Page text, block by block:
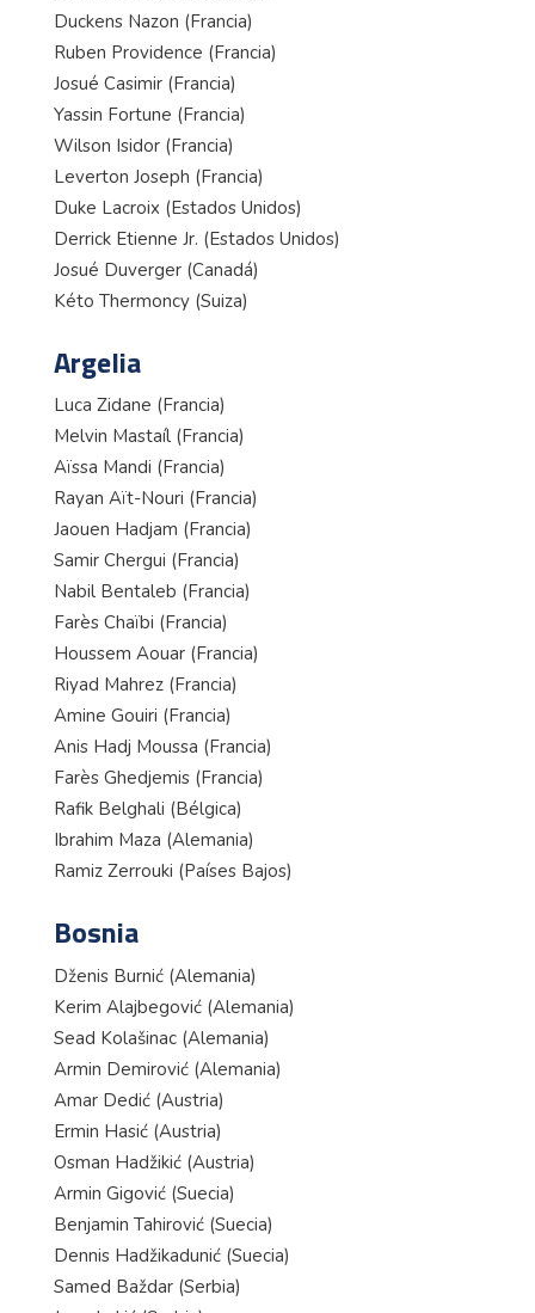
Duckens Nazon (Francia)
Ruben Providence (Francia)
Josué Casimir (Francia)
Yassin Fortune (Francia)
Wilson Isidor (Francia)
Leverton Joseph (Francia)
Duke Lacroix (Estados Unidos)
Derrick Etienne Jr. (Estados Unidos)
Josué Duverger (Canadá)
Kéto Thermoncy (Suiza)
Argelia
Luca Zidane (Francia)
Melvin Mastaíl (Francia)
Aïssa Mandi (Francia)
Rayan Aït-Nouri (Francia)
Jaouen Hadjam (Francia)
Samir Chergui (Francia)
Nabil Bentaleb (Francia)
Farès Chaïbi (Francia)
Houssem Aouar (Francia)
Riyad Mahrez (Francia)
Amine Gouiri (Francia)
Anis Hadj Moussa (Francia)
Farès Ghedjemis (Francia)
Rafik Belghali (Bélgica)
Ibrahim Maza (Alemania)
Ramiz Zerrouki (Países Bajos)
Bosnia
Dženis Burnić (Alemania)
Kerim Alajbegović (Alemania)
Sead Kolašinac (Alemania)
Armin Demirović (Alemania)
Amar Dedić (Austria)
Ermin Hasić (Austria)
Osman Hadžikić (Austria)
Armin Gigović (Suecia)
Benjamin Tahirović (Suecia)
Dennis Hadžikadunić (Suecia)
Samed Baždar (Serbia)